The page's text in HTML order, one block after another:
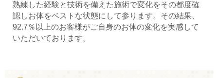
熟練した経験と技術を備えた施術で変化をその都度確
認しお体をベストな状態にして参ります。その結果、
92.7％以上のお客様がご自身のお体の変化を実感して
いただいております。